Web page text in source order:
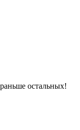
остальных!